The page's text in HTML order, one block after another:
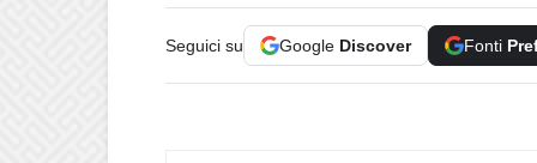
Seguici su Google Discover Fonti